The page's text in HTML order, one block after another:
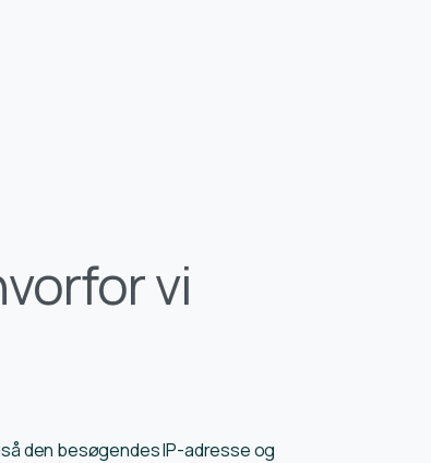
vi
den besøgendes IP-adresse og